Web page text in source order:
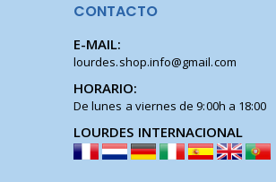
CONTACTO
E-MAIL:
lourdes.shop.info@gmail.com
HORARIO:
De lunes a viernes de 9:00h a 18:00
LOURDES INTERNACIONAL